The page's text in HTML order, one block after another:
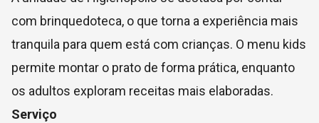
com brinquedoteca, o que torna a experiência mais
tranquila para quem está com crianças. O menu kids
permite montar o prato de forma prática, enquanto
os adultos exploram receitas mais elaboradas.
Serviço